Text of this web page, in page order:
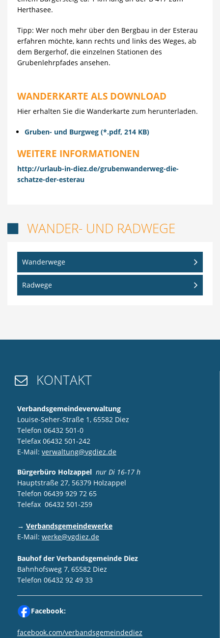
Herthasee.
Tipp: Wer noch mehr über den Bergbau in der Esterau
erfahren möchte, kann rechts und links des Weges, ab
dem Bergerhof, die einzelnen Stationen des
Grubenlehrpfades ansehen.
WANDERKARTE ALS DOWNLOAD
Hier erhalten Sie die Wanderkarte zum herunterladen.
Gruben- und Burgweg (*.pdf, 214 KB)
WEITERE INFORMATIONEN
http://urlaub-in-diez.de/grubenwanderweg-die-
schatze-der-esterau
WANDER- UND RADWEGE
Wanderwege
Radwege
 KONTAKT
Verbandsgemeindeverwaltung
Louise-Seher-Straße 1, 65582 Diez
Telefon 06432 501-0
Telefax 06432 501-242
E-Mail: verwaltung@vgdiez.de
Bürgerbüro Holzappel nur Di 16-17 h
Hauptstraße 27, 56379 Holzappel
Telefon 06439 929 72 65
Telefax 06432 501-259
→ Verbandsgemeindewerke
E-Mail: werke@vgdiez.de
Bauhof der Verbandsgemeinde Diez
Bahnhofsweg 7, 65582 Diez
Telefon 06432 92 49 33
Facebook:
facebook.com/verbandsgemeindediez